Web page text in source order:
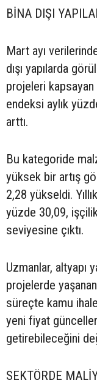
BİNA DIŞI
Mart ayı
dışı yapılarda
projeleri kapsayan
endeksi aylık
arttı.
Bu kategoride
yüksek bir artış
2,28 yükseldi.
yüzde 30,09,
seviyesine çıktı.
Uzmanlar, altyapı
projelerde
süreçte kamu
yeni fiyat
getirebileceğini
SEKTÖRDE